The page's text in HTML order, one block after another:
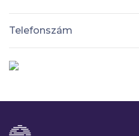
Telefonszám